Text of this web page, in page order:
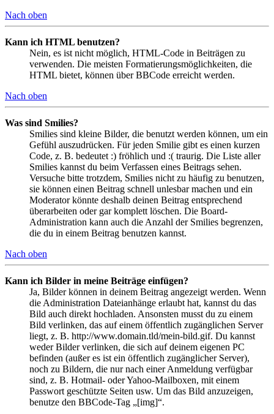
Nach oben
Kann ich HTML benutzen?
Nein, es ist nicht möglich, HTML-Code in Beiträgen zu
verwenden. Die meisten Formatierungsmöglichkeiten, die
HTML bietet, können über BBCode erreicht werden.
Nach oben
Was sind Smilies?
Smilies sind kleine Bilder, die benutzt werden können, um ein
Gefühl auszudrücken. Für jeden Smilie gibt es einen kurzen
Code, z. B. bedeutet :) fröhlich und :( traurig. Die Liste aller
Smilies kannst du beim Verfassen eines Beitrags sehen.
Versuche bitte trotzdem, Smilies nicht zu häufig zu benutzen,
sie können einen Beitrag schnell unlesbar machen und ein
Moderator könnte deshalb deinen Beitrag entsprechend
überarbeiten oder gar komplett löschen. Die Board-
Administration kann auch die Anzahl der Smilies begrenzen,
die du in einem Beitrag benutzen kannst.
Nach oben
Kann ich Bilder in meine Beiträge einfügen?
Ja, Bilder können in deinem Beitrag angezeigt werden. Wenn
die Administration Dateianhänge erlaubt hat, kannst du das
Bild auch direkt hochladen. Ansonsten musst du zu einem
Bild verlinken, das auf einem öffentlich zugänglichen Server
liegt, z. B. http://www.domain.tld/mein-bild.gif. Du kannst
weder Bilder verlinken, die sich auf deinem eigenen PC
befinden (außer es ist ein öffentlich zugänglicher Server),
noch zu Bildern, die nur nach einer Anmeldung verfügbar
sind, z. B. Hotmail- oder Yahoo-Mailboxen, mit einem
Passwort geschützte Seiten usw. Um das Bild anzuzeigen,
benutze den BBCode-Tag „[img]“.